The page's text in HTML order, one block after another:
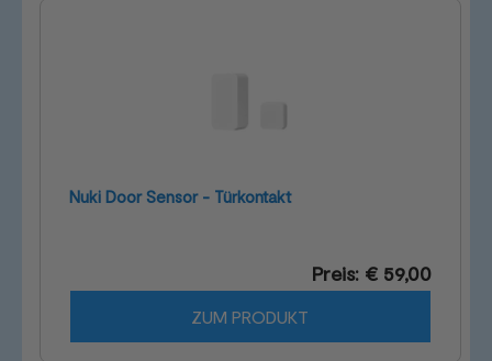
Nuki Door Sensor - Türkontakt
Preis: € 59,00
ZUM PRODUKT